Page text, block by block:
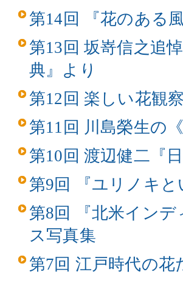
第14回 『花のある風
第13回 坂嵜信之追
典』より
第12回 楽しい花観
第11回 川島榮生の
第10回 渡辺健二『
第9回 『ユリノキ
第8回 『北米イン
ス写真集
第7回 江戸時代の